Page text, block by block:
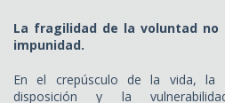
La fragilidad de la voluntad
impunidad.
En el crepúsculo de la vida, la
disposición y la